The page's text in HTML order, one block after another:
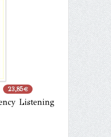
23,85€
Listening